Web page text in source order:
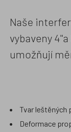
Naše
vybaveny
umožňují
Tvar leštěných
Deformace